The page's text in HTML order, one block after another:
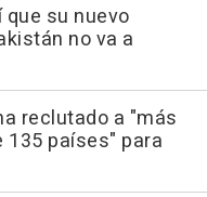
que su nuevo
no va a
reclutado a "más
135 países" para